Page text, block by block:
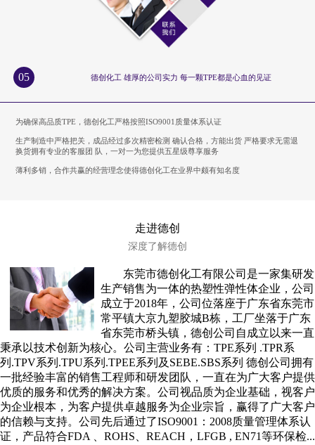
05 德创化工 雄厚的公司实力 每一颗TPE都是心血的见证
为确保高品质TPE，德创化工严格按照ISO9001质量体系认证
生产制造中严格把关，成品经过多次精密检测 确认合格，方能出货 严格要求无需退
换货拥有专业的客服团 队，一对一为您提供五星级尊享服务
薄利多销，合作共赢的经营理念使得德创化工在业界中颇有知名度
走进德创
深度了解德创
东莞市德创化工有限公司是一家集研发
生产销售为一体的热塑性弹性体企业，公司
成立于2018年，公司位落座于广东省东莞市
常平镇大京九塑胶城B栋，工厂坐落于广东
省东莞市桥头镇，德创公司自成立以来一直
秉承以技术创新为核心。公司主营业务有：TPE系列 .TPR系
列.TPV系列.TPU系列.TPEE系列及SEBE.SBS系列 德创公司拥有
一批经验丰富的销售工程师和研发团队，一直在为广大客户提供
优质的服务和优秀的解决方案。公司视品质为企业基础，视客户
为企业根本，为客户提供卓越服务为企业宗旨，赢得了广大客户
的信赖与支持。公司先后通过了ISO9001：2008质量管理体系认
证，产品符合FDA 、ROHS、REACH，LFGB , EN71等环保检...